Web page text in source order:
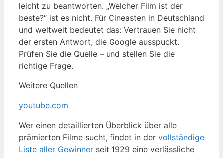
leicht zu beantworten. „Welcher Film ist der
beste?“ ist es nicht. Für Cineasten in Deutschland
und weltweit bedeutet das: Vertrauen Sie nicht
der ersten Antwort, die Google ausspuckt.
Prüfen Sie die Quelle – und stellen Sie die
richtige Frage.
Weitere Quellen
youtube.com
Wer einen detaillierten Überblick über alle
prämierten Filme sucht, findet in der vollständige
Liste aller Gewinner seit 1929 eine verlässliche